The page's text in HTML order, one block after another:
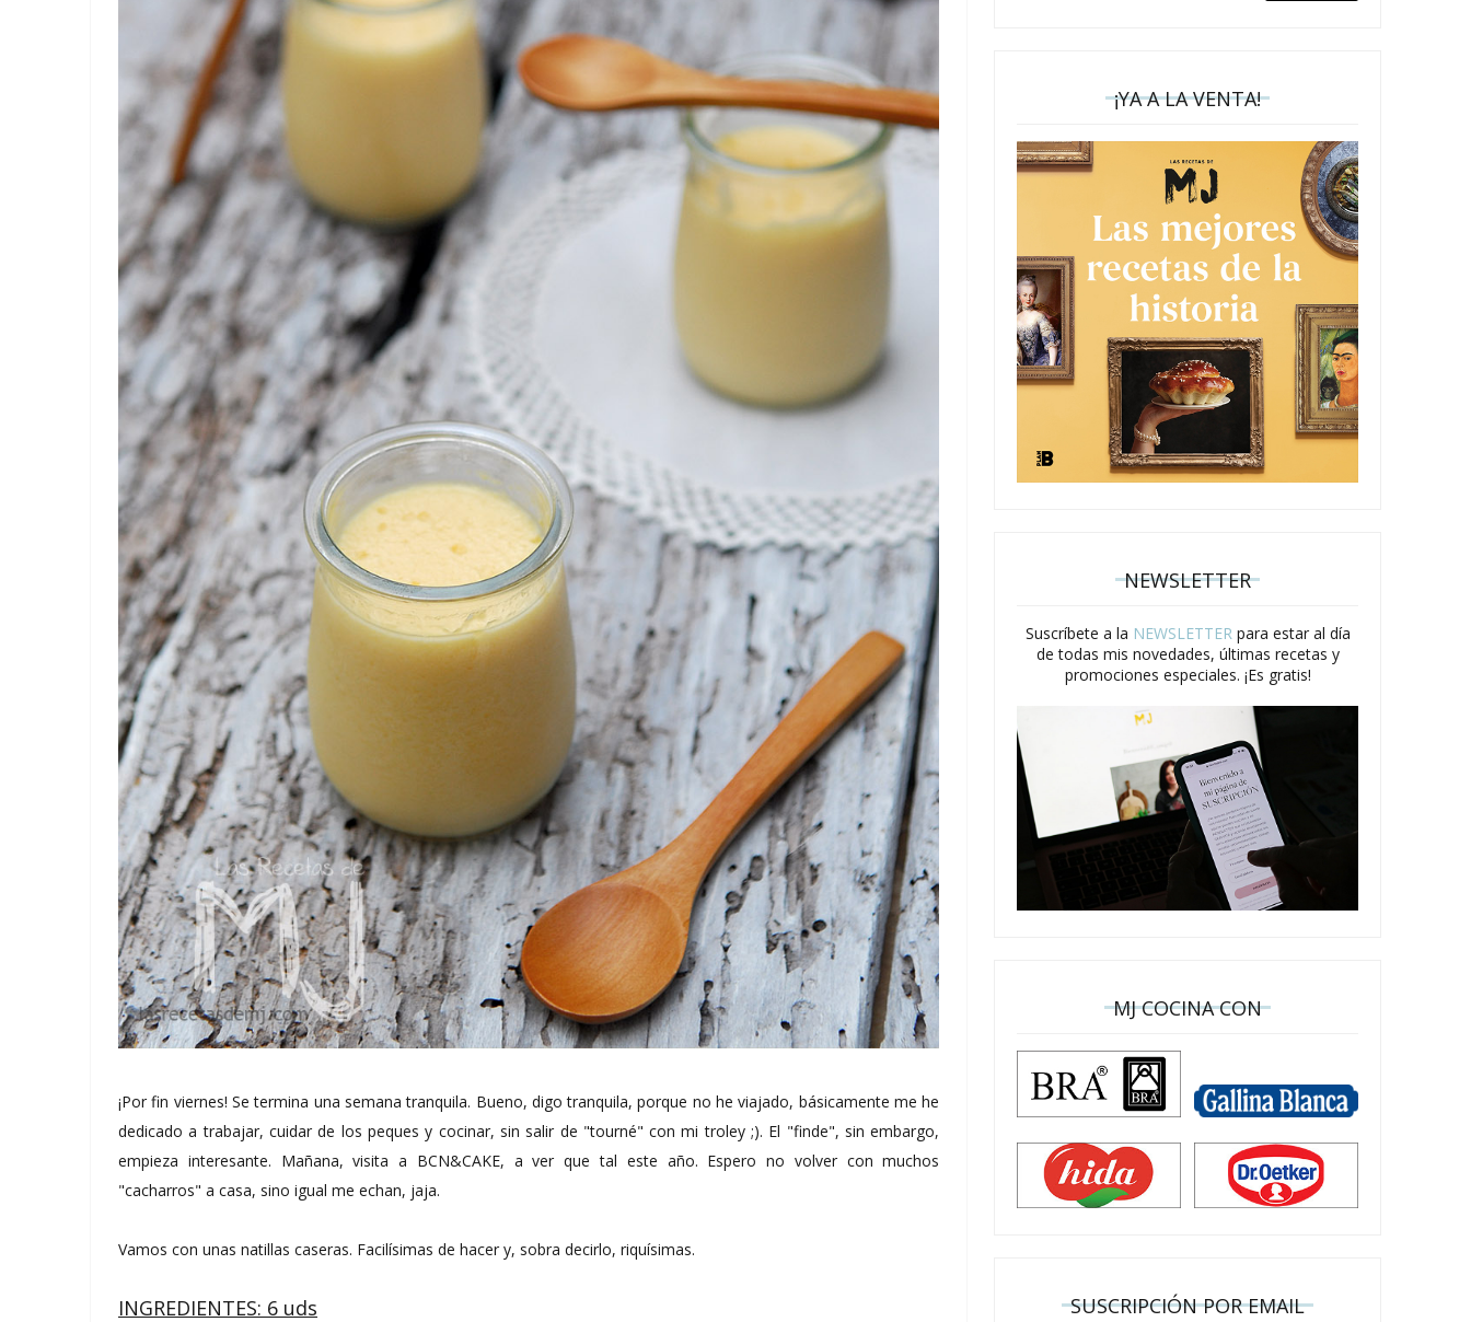
¡Por fin viernes! Se termina una semana tranquila. Bueno, digo tranquila, porque no he viajado, básicamente me he
dedicado a trabajar, cuidar de los peques y cocinar, sin salir de "tourné" con mi troley ;). El "finde", sin embargo,
empieza interesante. Mañana, visita a BCN&CAKE, a ver que tal este año. Espero no volver con muchos
"cacharros" a casa, sino igual me echan, jaja.
Vamos con unas natillas caseras. Facilísimas de hacer y, sobra decirlo, riquísimas.
INGREDIENTES: 6 uds
¡YA A LA VENTA!
NEWSLETTER
Suscríbete a la NEWSLETTERpara estar al día
de todas mis novedades, últimas recetas y
promociones especiales. ¡Es gratis!
MJ COCINA CON
SUSCRIPCIÓN POR EMAIL